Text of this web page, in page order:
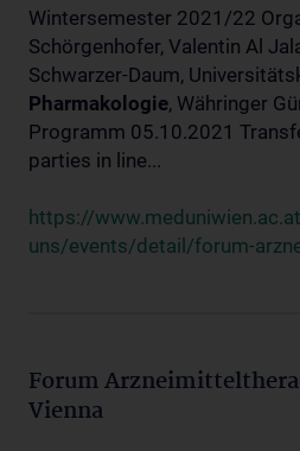
Wintersemester 2021/22
Schörgenhofer, Valentin Al
Schwarzer-Daum,
Pharmakologie, Währinger
Programm 05.10.2021
parties in line...
https://
uns/events/detail/forum-
Forum
Vienna